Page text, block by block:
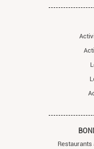
Restaurants